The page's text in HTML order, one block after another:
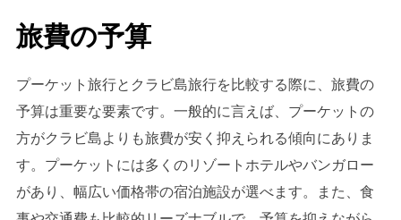
旅費の予算
プーケット旅行とクラビ島旅行を比較する際に、旅費の
予算は重要な要素です。一般的に言えば、プーケットの
方がクラビ島よりも旅費が安く抑えられる傾向にありま
す。プーケットには多くのリゾートホテルやバンガロー
があり、幅広い価格帯の宿泊施設が選べます。また、食